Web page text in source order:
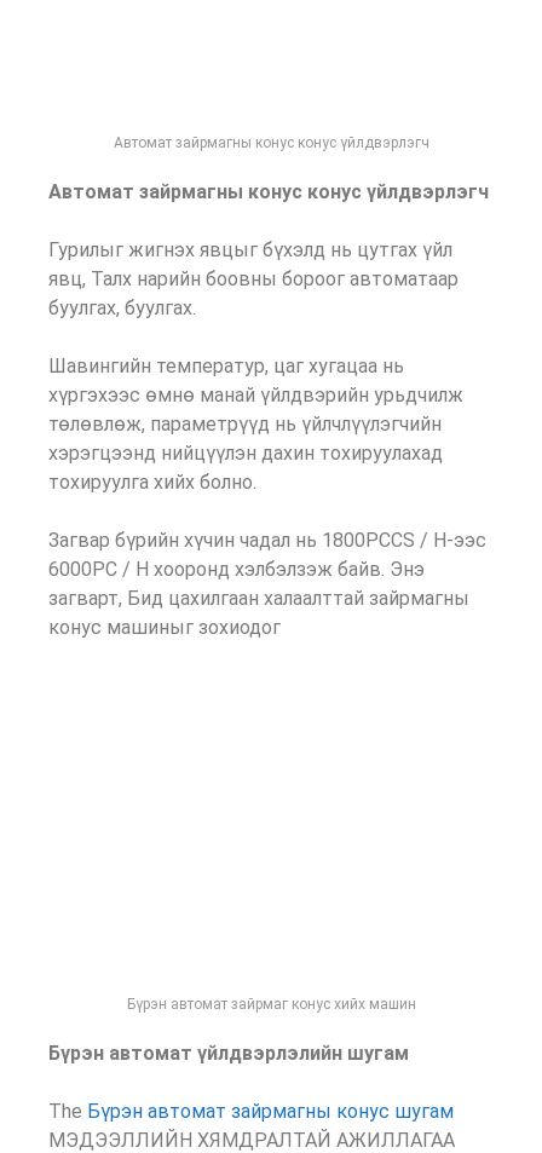
Автомат зайрмагны конус конус үйлдвэрлэгч
Автомат зайрмагны конус конус үйлдвэрлэгч
Гурилыг жигнэх явцыг бүхэлд нь цутгах үйл
явц, Талх нарийн боовны бороог автоматаар
буулгах, буулгах.
Шавингийн температур, цаг хугацаа нь
хүргэхээс өмнө манай үйлдвэрийн урьдчилж
төлөвлөж, параметрүүд нь үйлчлүүлэгчийн
хэрэгцээнд нийцүүлэн дахин тохируулахад
тохируулга хийх болно.
Загвар бүрийн хүчин чадал нь 1800PCCS / H-ээс
6000PC / H хооронд хэлбэлзэж байв. Энэ
загварт, Бид цахилгаан халаалттай зайрмагны
конус машиныг зохиодог
Бүрэн автомат зайрмаг конус хийх машин
Бүрэн автомат үйлдвэрлэлийн шугам
The Бүрэн автомат зайрмагны конус шугам
МЭДЭЭЛЛИЙН ХЯМДРАЛТАЙ АЖИЛЛАГАА